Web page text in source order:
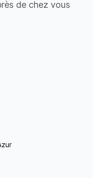
de chez vous